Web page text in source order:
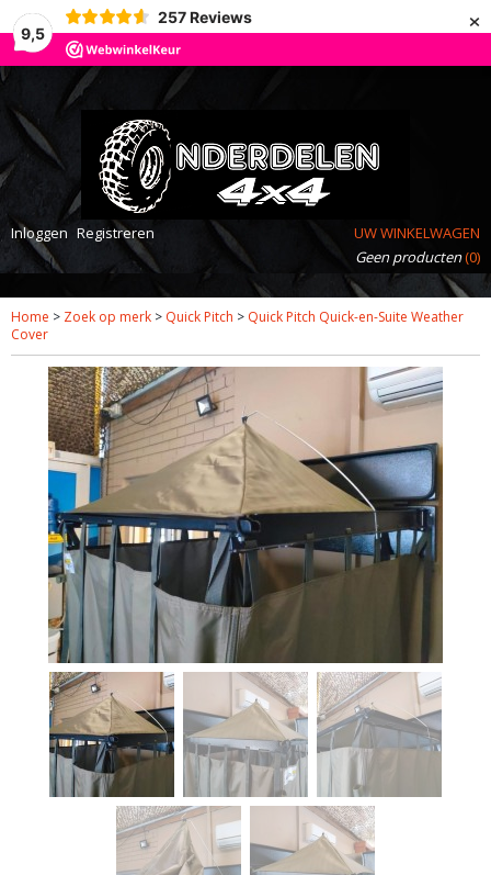
9,5
257 Reviews ×
Inloggen Registreren
UW WINKELWAGEN
Geen producten(0)
Home > Zoek op merk > Quick Pitch > Quick Pitch Quick-en-Suite Weather
Cover